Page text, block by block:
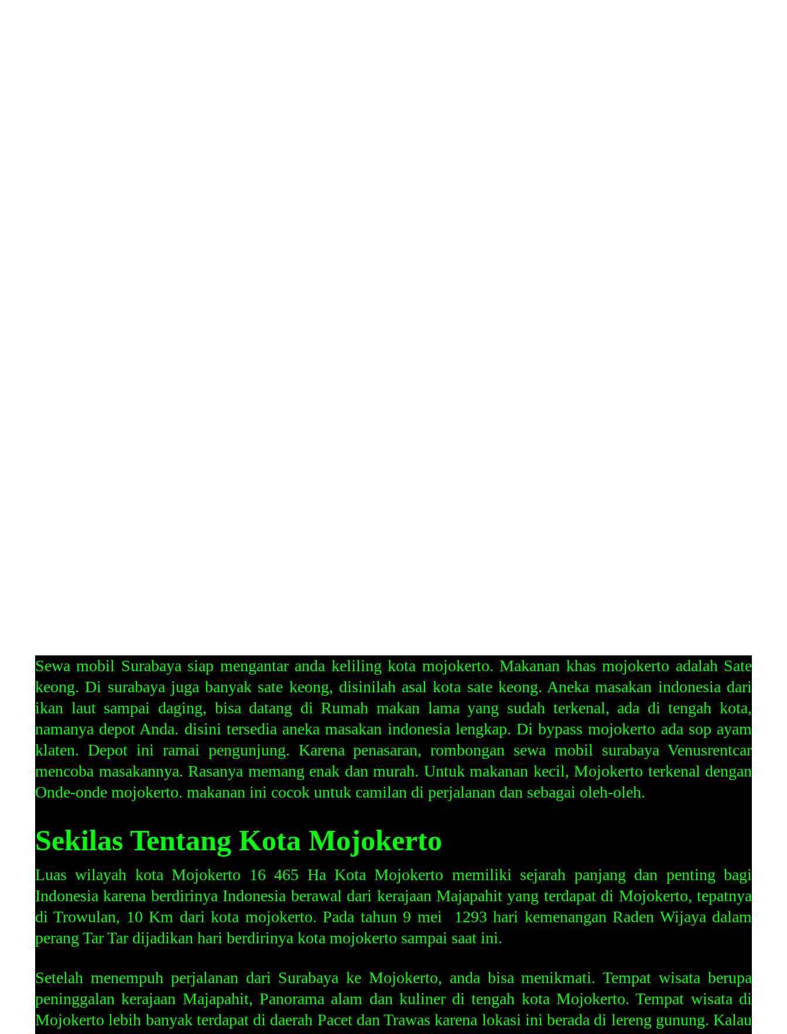
Sewa mobil Surabaya siap mengantar anda keliling kota mojokerto. Makanan khas mojokerto adalah Sate
keong. Di surabaya juga banyak sate keong, disinilah asal kota sate keong. Aneka masakan indonesia dari
ikan laut sampai daging, bisa datang di Rumah makan lama yang sudah terkenal, ada di tengah kota,
namanya depot Anda. disini tersedia aneka masakan indonesia lengkap. Di bypass mojokerto ada sop ayam
klaten. Depot ini ramai pengunjung. Karena penasaran, rombongan sewa mobil surabaya Venusrentcar
mencoba masakannya. Rasanya memang enak dan murah. Untuk makanan kecil, Mojokerto terkenal dengan
Onde-onde mojokerto. makanan ini cocok untuk camilan di perjalanan dan sebagai oleh-oleh.
Sekilas Tentang Kota Mojokerto
Luas wilayah kota Mojokerto 16 465 Ha Kota Mojokerto memiliki sejarah panjang dan penting bagi
Indonesia karena berdirinya Indonesia berawal dari kerajaan Majapahit yang terdapat di Mojokerto, tepatnya
di Trowulan, 10 Km dari kota mojokerto. Pada tahun 9 mei 1293 hari kemenangan Raden Wijaya dalam
perang Tar Tar dijadikan hari berdirinya kota mojokerto sampai saat ini.
Setelah menempuh perjalanan dari Surabaya ke Mojokerto, anda bisa menikmati. Tempat wisata berupa
peninggalan kerajaan Majapahit, Panorama alam dan kuliner di tengah kota Mojokerto. Tempat wisata di
Mojokerto lebih banyak terdapat di daerah Pacet dan Trawas karena lokasi ini berada di lereng gunung. Kalau